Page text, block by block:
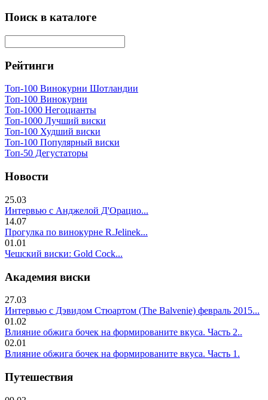
Поиск в каталоге
Рейтинги
Топ-100 Винокурни Шотландии
Топ-100 Винокурни
Топ-1000 Негоцианты
Топ-1000 Лучший виски
Топ-100 Худший виски
Топ-100 Популярный виски
Топ-50 Дегустаторы
Новости
25.03
Интервью с Анджелой Д'Орацио...
14.07
Прогулка по винокурне R.Jelinek...
01.01
Чешский виски: Gold Cock...
Академия виски
27.03
Интервью с Дэвидом Стюартом (The Balvenie) февраль 2015...
01.02
Влияние обжига бочек на формированите вкуса. Часть 2..
02.01
Влияние обжига бочек на формированите вкуса. Часть 1.
Путешествия